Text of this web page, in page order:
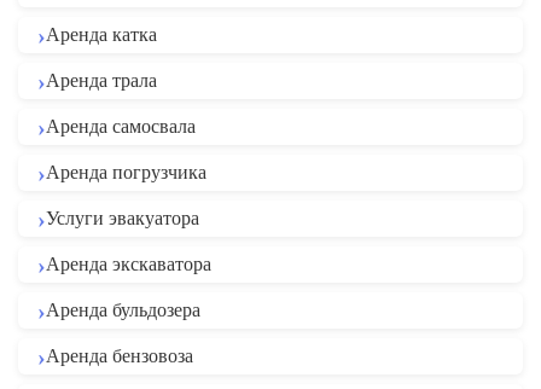
Аренда катка
Аренда трала
Аренда самосвала
Аренда погрузчика
Услуги эвакуатора
Аренда экскаватора
Аренда бульдозера
Аренда бензовоза